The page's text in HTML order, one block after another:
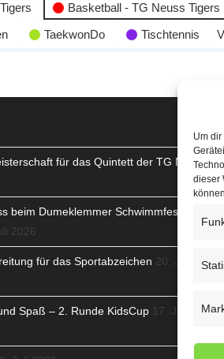
Um
dieser
Basketball - TG Neuss Tigers
TaekwonDo Tischtennis
für das Quintett der TG Neuss
beim Dumeklemmer Schwimmfest in
2026
für das Sportabzeichen 20. Juli
Spaß – 2. Runde KidsCup 17. Juli